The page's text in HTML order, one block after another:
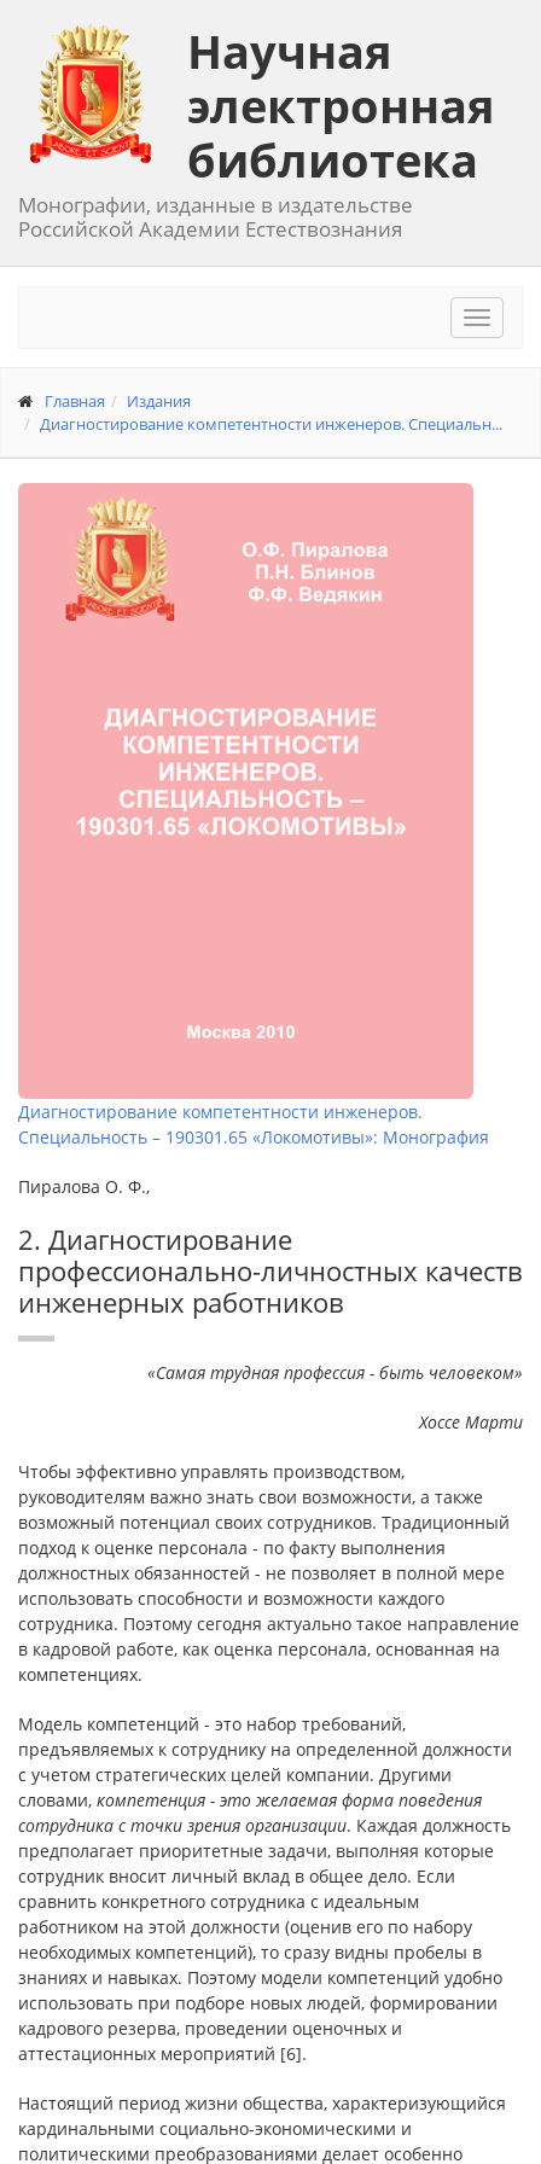
Научная
электронная
библиотека
Монографии, изданные в издательстве
Российской Академии Естествознания
Toggle
Главная
Издания
Диагностирование компетентности инженеров. Специальн...
Диагностирование компетентности инженеров.
Специальность – 190301.65 «Локомотивы»: Монография
Пиралова О. Ф.,
2. Диагностирование
профессионально-личностных качеств
инженерных работников
«Самая трудная профессия - быть человеком»
Хоссе Марти
Чтобы эффективно управлять производством,
руководителям важно знать свои возможности, а также
возможный потенциал своих сотрудников. Традиционный
подход к оценке персонала - по факту выполнения
должностных обязанностей - не позволяет в полной мере
использовать способности и возможности каждого
сотрудника. Поэтому сегодня актуально такое направление
в кадровой работе, как оценка персонала, основанная на
компетенциях.
Модель компетенций - это набор требований,
предъявляемых к сотруднику на определенной должности
с учетом стратегических целей компании. Другими
словами, компетенция - это желаемая форма поведения
сотрудника с точки зрения организации. Каждая должность
предполагает приоритетные задачи, выполняя которые
сотрудник вносит личный вклад в общее дело. Если
сравнить конкретного сотрудника с идеальным
работником на этой должности (оценив его по набору
необходимых компетенций), то сразу видны пробелы в
знаниях и навыках. Поэтому модели компетенций удобно
использовать при подборе новых людей, формировании
кадрового резерва, проведении оценочных и
аттестационных мероприятий [6].
Настоящий период жизни общества, характеризующийся
кардинальными социально-экономическими и
политическими преобразованиями делает особенно